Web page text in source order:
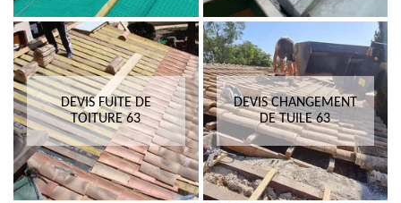
DEVIS FUITE DE
TOITURE 63
DEVIS CHANGEMENT
DE TUILE 63